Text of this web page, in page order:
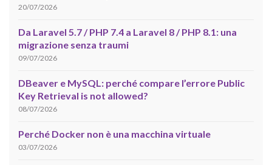
20/07/2026
Da Laravel 5.7 / PHP 7.4 a Laravel 8 / PHP 8.1: una
migrazione senza traumi
09/07/2026
DBeaver e MySQL: perché compare l’errore Public
Key Retrieval is not allowed?
08/07/2026
Perché Docker non è una macchina virtuale
03/07/2026